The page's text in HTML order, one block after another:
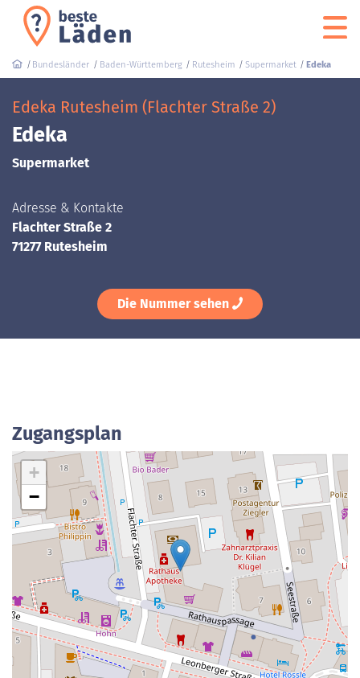
Bundesländer Baden-Württemberg Rutesheim Supermarket Edeka
Edeka Rutesheim (Flachter Straße 2)
Edeka
Supermarket
Adresse & Kontakte
Flachter Straße 2
71277 Rutesheim
Die Nummer sehen
Zugangsplan
+
−